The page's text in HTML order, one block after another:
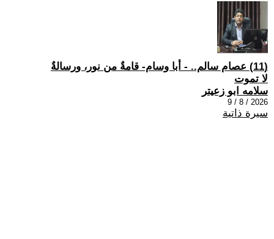
(11) عصام سالم.. - أبا وسام- قامةٌ من نور، ورسالةٌ
لا تموت
سلامه ابو زعيتر
2026 / 8 / 9
سيرة ذاتية